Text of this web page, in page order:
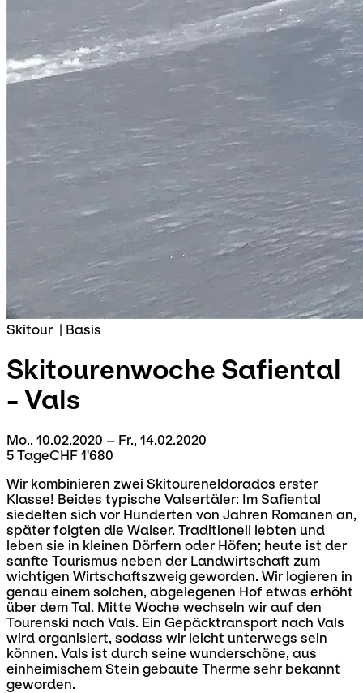
Skitour | Basis
Skitourenwoche Safiental
- Vals
Mo., 10.02.2020 – Fr., 14.02.2020
5 TageCHF 1'680
Wir kombinieren zwei Skitoureneldorados erster
Klasse! Beides typische Valsertäler: Im Safiental
siedelten sich vor Hunderten von Jahren Romanen an,
später folgten die Walser. Traditionell lebten und
leben sie in kleinen Dörfern oder Höfen; heute ist der
sanfte Tourismus neben der Landwirtschaft zum
wichtigen Wirtschaftszweig geworden. Wir logieren in
genau einem solchen, abgelegenen Hof etwas erhöht
über dem Tal. Mitte Woche wechseln wir auf den
Tourenski nach Vals. Ein Gepäcktransport nach Vals
wird organisiert, sodass wir leicht unterwegs sein
können. Vals ist durch seine wunderschöne, aus
einheimischem Stein gebaute Therme sehr bekannt
geworden.